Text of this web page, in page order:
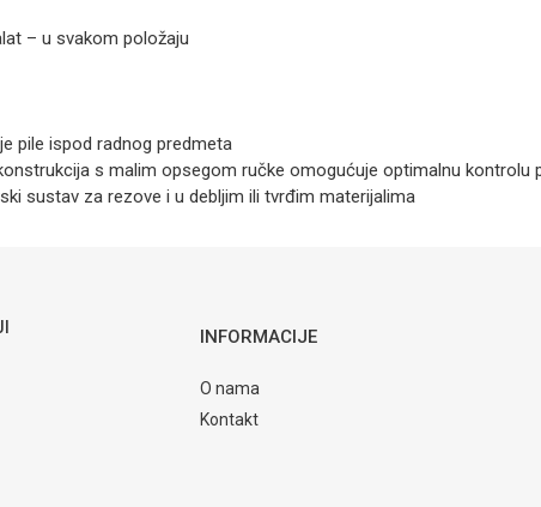
– u svakom položaju
pile ispod radnog predmeta
s malim opsegom ručke omogućuje optimalnu kontrolu
sustav za rezove i u debljim ili tvrđim materijalima
INFORMACIJE
O nama
Kontakt